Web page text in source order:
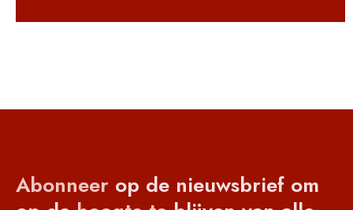
Abonneer op de nieuwsbrief om